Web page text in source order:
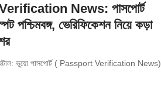
News: পাসপোর্ট
পশ্চিমবঙ্গ, ভেরিফিকেশন নিয়ে কড়া
ভুয়ো পাসপোর্ট ( Passport Verification News)